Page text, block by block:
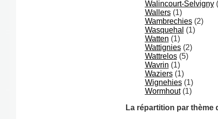
Walincourt-Selvigny
Wallers(1)
Wambrechies(2)
Wasquehal (1)
Watten (1)
Wattignies(2)
Wattrelos(5)
Wavrin (1)
Waziers(1)
Wignehies(1)
Wormhout(1)
La répartition par